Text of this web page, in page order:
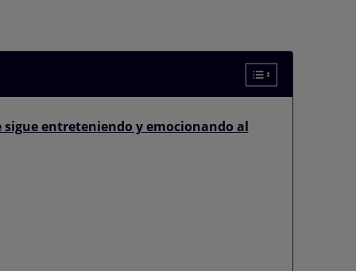
entreteniendo y emocionando al